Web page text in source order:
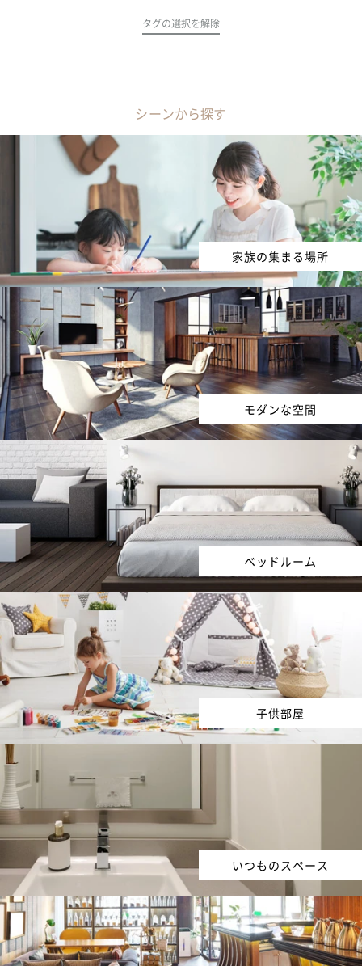
タグの選択を解除
シーンから探す
家族の集まる場所
モダンな空間
ベッドルーム
子供部屋
いつものスペース